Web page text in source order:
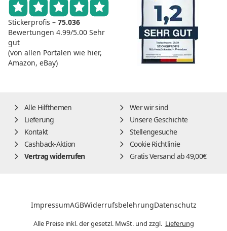
Stickerprofis – 75.036
Bewertungen 4.99/5.00 Sehr
gut
(von allen Portalen wie hier,
Amazon, eBay)
Alle Hilfthemen
Wer wir sind
Lieferung
Unsere Geschichte
Kontakt
Stellengesuche
Cashback-Aktion
Cookie Richtlinie
Vertrag widerrufen
Gratis Versand ab 49,00€
ImpressumAGBWiderrufsbelehrungDatenschutz
Alle Preise inkl. der gesetzl. MwSt. und zzgl. Lieferung